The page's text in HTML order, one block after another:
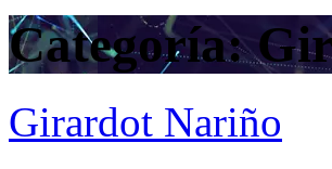
Categoría:
Girardot Nariño